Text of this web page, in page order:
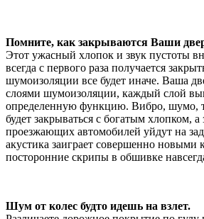
Помните, как закрываются Ваши
Этот ужасный хлопок и звук пустоты
всегда с первого раза получается
шумоизоляции все будет иначе. Ваша
слоями шумоизоляции, каждый слой
определенную функцию. Вибро, шумо,
будет закрываться с богатым хлопком,
проезжающих автомобилей уйдут на
акустика заиграет совершенно новыми
посторонние скрипы в обшивке
Шум от колес будто идешь на взлет.